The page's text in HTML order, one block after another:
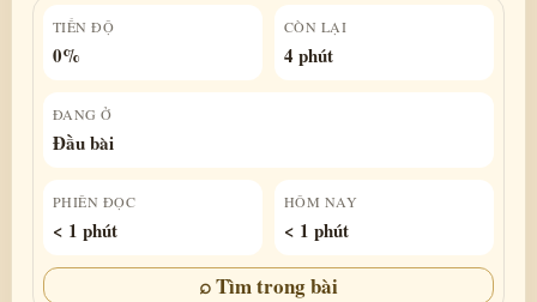
TIẾN ĐỘ
0%
CÒN LẠI
4 phút
ĐANG Ở
Đầu bài
PHIÊN ĐỌC
< 1 phút
HÔM NAY
< 1 phút
⌕ Tìm trong bài